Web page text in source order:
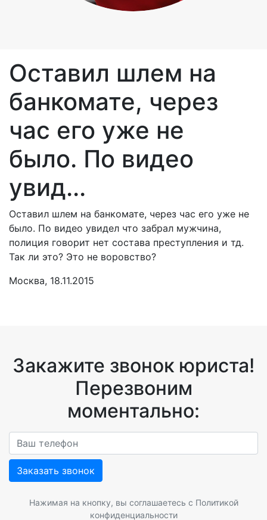
Оставил шлем на
банкомате, через
час его уже не
было. По видео
увид...
Оставил шлем на банкомате, через час его уже не
было. По видео увидел что забрал мужчина,
полиция говорит нет состава преступления и тд.
Так ли это? Это не воровство?
Москва, 18.11.2015
Закажите звонок юриста!
Перезвоним
моментально:
Заказать звонок
Нажимая на кнопку, вы соглашаетесь с Политикой
конфиденциальности